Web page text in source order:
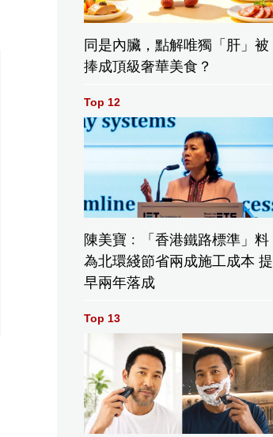
同是內臟，點解唯獨「肝」被
捧成頂級奢華美食？
Top 12
陳美寶﹕「香港鐵路標準」料
為北環綫節省兩成施工成本 提
早兩年落成
Top 13